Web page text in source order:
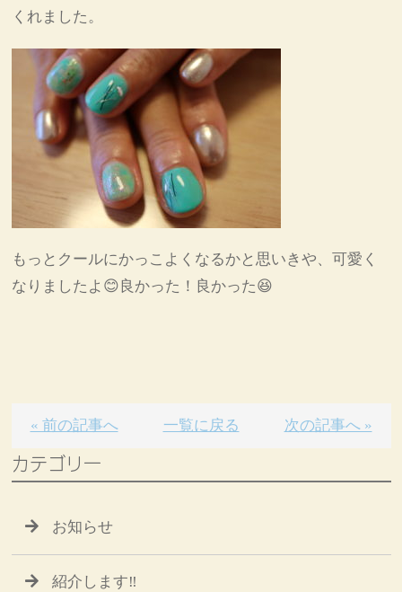
くれました。
もっとクールにかっこよくなるかと思いきや、可愛く
なりましたよ😊良かった！良かった😆
« 前の記事へ 一覧に戻る 次の記事へ »
カテゴリー
お知らせ
紹介します‼